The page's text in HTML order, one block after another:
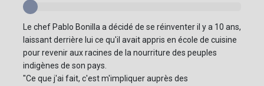
Le chef Pablo Bonilla a décidé de se réinventer il y a 10 ans,
laissant derrière lui ce qu'il avait appris en école de cuisine
pour revenir aux racines de la nourriture des peuples
indigènes de son pays.
"Ce que j'ai fait, c'est m'impliquer auprès des